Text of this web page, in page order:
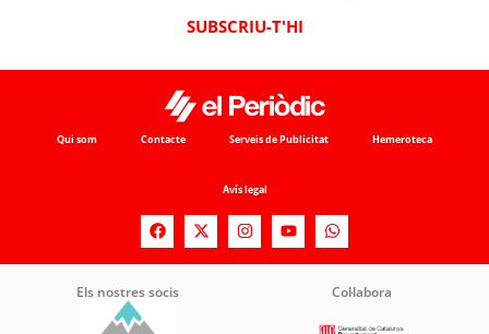
SUBSCRIU-T'HI
Qui som Contacte Serveis de Publicitat Hemeroteca
Avís legal
Els nostres socis Col·labora